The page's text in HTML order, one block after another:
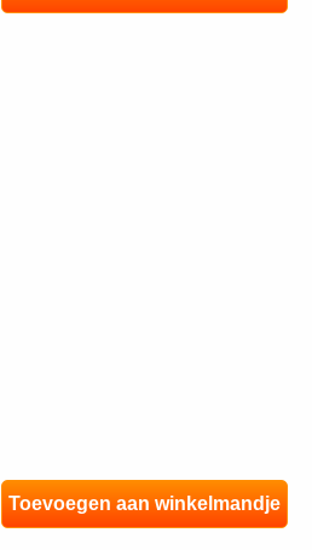
Toevoegen aan winkelmandje